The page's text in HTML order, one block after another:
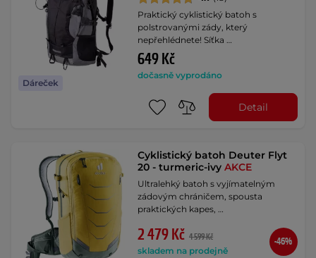
Dáreček
Praktický cyklistický batoh s
polstrovanými zády, který
nepřehlédnete! Síťka …
649 Kč
dočasně vyprodáno
Detail
Cyklistický batoh Deuter Flyt
20 - turmeric-ivyAKCE
Ultralehký batoh s vyjímatelným
zádovým chráničem, spousta
praktických kapes, …
2 479 Kč 4 599 Kč
skladem na prodejně
-46%